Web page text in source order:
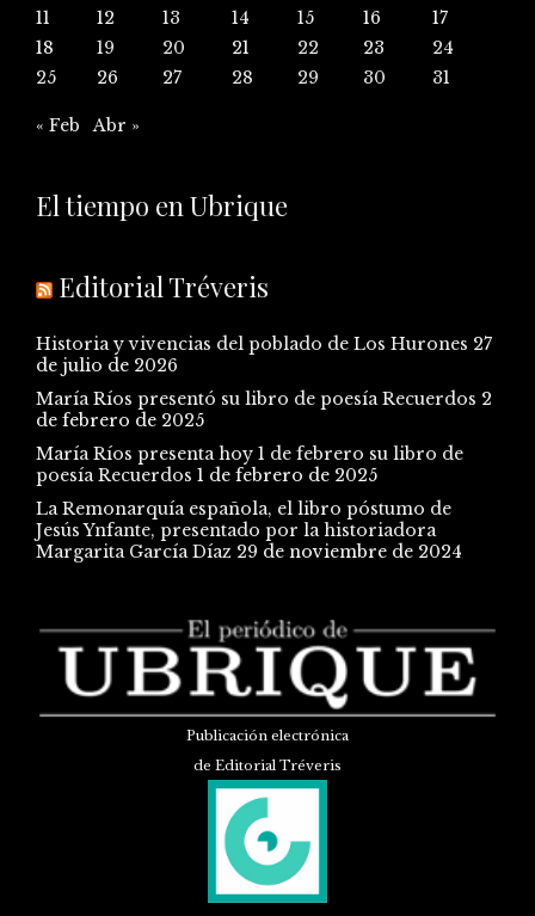
11
12 13 14 15 16
17
18
19 20 21 22 23
24
25
26 27 28 29 30 31
« Feb Abr »
El tiempo en Ubrique
Editorial Tréveris
Historia y vivencias del poblado de Los Hurones 27
de julio de 2026
María Ríos presentó su libro de poesía Recuerdos 2
de febrero de 2025
María Ríos presenta hoy 1 de febrero su libro de
poesía Recuerdos 1 de febrero de 2025
La Remonarquía española, el libro póstumo de
Jesús Ynfante, presentado por la historiadora
Margarita García Díaz 29 de noviembre de 2024
Publicación electrónica
de Editorial Tréveris